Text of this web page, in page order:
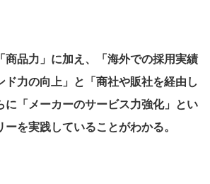
品力」に加え、「海外での採用実績
ド力の向上」と「商社や販社を経由し
に「メーカーのサービス力強化」とい
ーを実践していることがわかる。